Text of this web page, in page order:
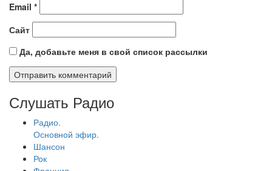
Email *
Сайт
Да, добавьте меня в свой список рассылки
Слушать Радио
Радио.
Основной эфир.
Шансон
Рок